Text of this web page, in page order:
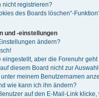
nicht registrieren?
des Boards löschen“-
und -einstellungen
ändern?
eingestellt, aber die Forenuhr
diesem Board nicht zur
meinem Benutzernamen
wie kann ich ihn ändern?
auf den E-Mail-Link